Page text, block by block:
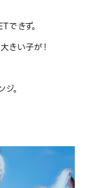
できず。
きい子が！
。